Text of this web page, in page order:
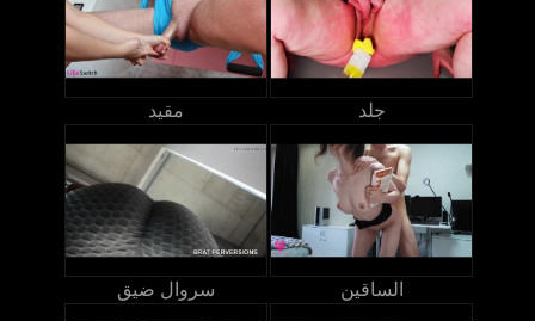
مقيد جلد
سروال ضيق الساقين